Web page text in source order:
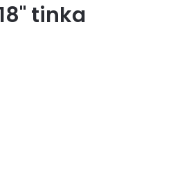
tinka